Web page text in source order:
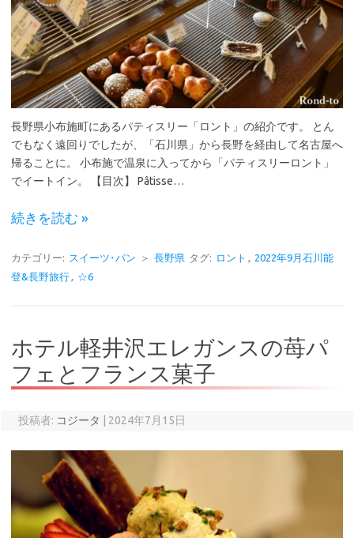
長野県小布施町にあるパティスリー「ロント」の紹介です。 とん
でもなく遠回りでしたが、「石川県」から長野を経由して名古屋へ
帰ることに。 小布施で温泉に入ってから「パティスリーロント」
でイートイン。 【目次】 Pâtisse…
続きを読む »
カテゴリー: スイーツ･パン ＞ 長野県 タグ: ロント , 2022年9月石川能
登&長野旅行, ☆6
ホテル軽井沢エレガンスの苺パ
フェとフランス菓子
投稿者: コジータ 2024年7月15日